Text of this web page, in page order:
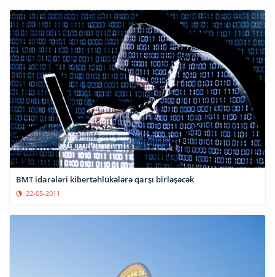
BMT idarələri kibertəhlükələrə qarşı birləşəcək
22-05-2011